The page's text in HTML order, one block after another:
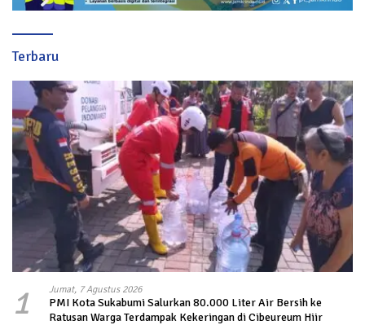
Terbaru
1 Jumat, 7 Agustus 2026
PMI Kota Sukabumi Salurkan 80.000 Liter Air Bersih ke
Ratusan Warga Terdampak Kekeringan di Cibeureum Hiir